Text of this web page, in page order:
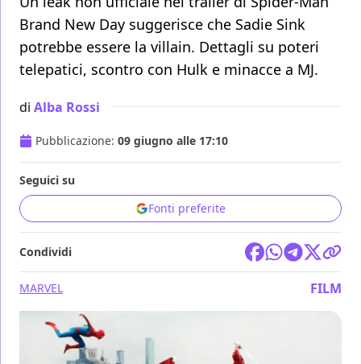
Brand New Day suggerisce che Sadie Sink
potrebbe essere la villain. Dettagli su poteri
telepatici, scontro con Hulk e minacce a MJ.
di Alba Rossi
Pubblicazione: 09 giugno alle 17:10
Seguici su
Fonti preferite
Condividi
MARVEL FILM